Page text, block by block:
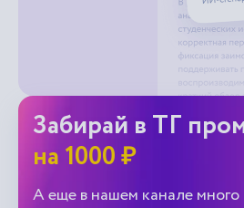
Забирай в ТГ
на 1000 ₽
А еще в нашем канале много